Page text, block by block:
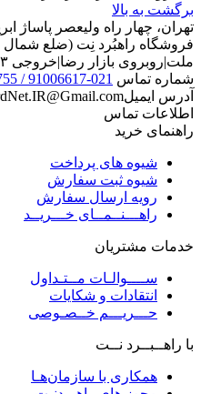
برگشت به بالا
فروشگاه راهبُرد نِت (ضلع
ملت|روبروی بازار رضا|خروجی ۳ مترو تاترشهر و BRT)‎‎
شماره تماس 021-91006617 / 09190055755
آدرس ایمیل
اطلاعات تماس
راهنمای خرید
شیوه های پرداخت
شیوه ثبت سفارش
رویه ارسال سفارش
راهـــنــمــای خـــریــد
خدمات مشتریان
ســــوالـات مــتـداول
انتقادات و شکایات
حـــریـــم خــصـوصی
با راهــبــرد نــت
همکاری با سازمان‌هـا